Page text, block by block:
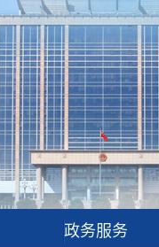
政务服务